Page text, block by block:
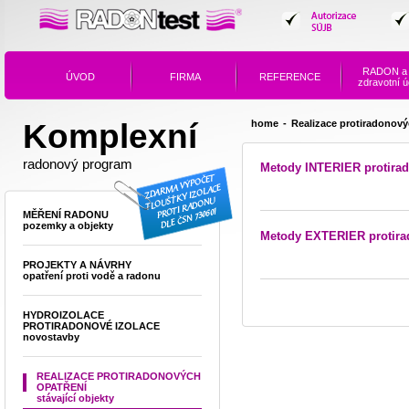
ÚVOD FIRMA REFERENCE RADON a
zdravotní
home - Realizace
Metody INTERIER
Metody EXTERIER
Komplexní
radonový program
MĚŘENÍ RADONU
pozemky a objekty
PROJEKTY A NÁVRHY
opatření proti vodě a radonu
HYDROIZOLACE
PROTIRADONOVÉ IZOLACE
novostavby
REALIZACE PROTIRADONOVÝCH
OPATŘENÍ
stávající objekty